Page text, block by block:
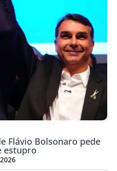
Flávio Bolsonaro pede
estupro